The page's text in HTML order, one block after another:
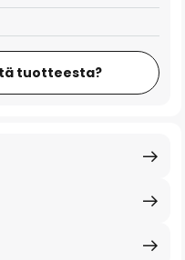
tuotteesta?